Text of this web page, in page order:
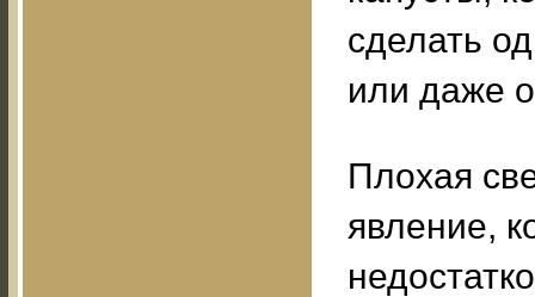
сделать
или даже
Плохая
явление,